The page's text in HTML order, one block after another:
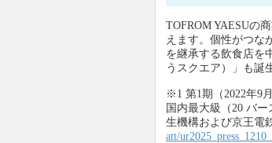
TOFROM YAESUの
えます。個性がつな
を継承する飲食店を
うスクエア）」も誕
※1 第1期（2022年9
国内最大級（20 バ
生機構および京王電
att/